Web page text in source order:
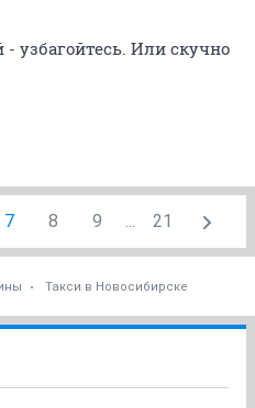
узбагойтесь. Или скучно
7 8 9 ... 21
Такси в Новосибирске